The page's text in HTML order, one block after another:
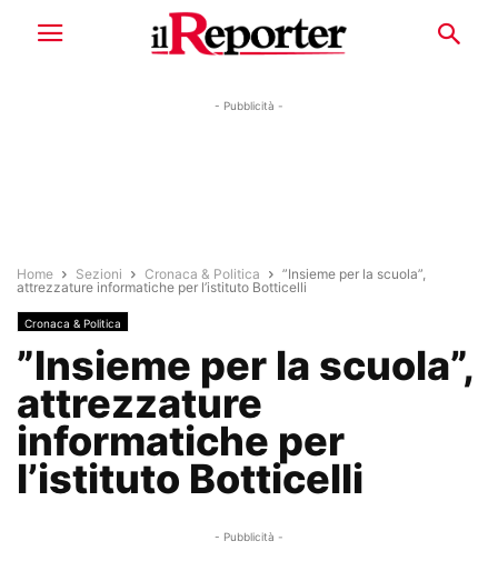
- Pubblicità -
Home Sezioni Cronaca & Politica
”Insieme per la scuola”,
attrezzature informatiche per l’istituto Botticelli
Cronaca & Politica
”Insieme per la scuola”,
attrezzature
informatiche per
l’istituto Botticelli
- Pubblicità -